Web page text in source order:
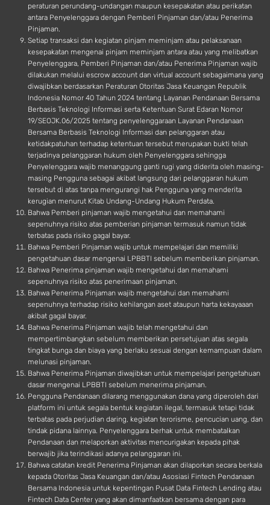
peraturan perundang-undangan maupun kesepakatan atau perikatan
antara Penyelenggara dengan Pemberi Pinjaman dan/atau Penerima
Pinjaman.
Setiap transaksi dan kegiatan pinjam meminjam atau pelaksanaan
kesepakatan mengenai pinjam meminjam antara atau yang melibatkan
Penyelenggara, Pemberi Pinjaman dan/atau Penerima Pinjaman wajib
dilakukan melalui escrow account dan virtual account sebagaimana yang
diwajibkan berdasarkan Peraturan Otoritas Jasa Keuangan Republik
Indonesia Nomor 40 Tahun 2024 tentang Layanan Pendanaan Bersama
Berbasis Teknologi Informasi serta Ketentuan Surat Edaran Nomor
19/SEOJK.06/2025 tentang penyelenggaraan Layanan Pendanaan
Bersama Berbasis Teknologi Informasi dan pelanggaran atau
ketidakpatuhan terhadap ketentuan tersebut merupakan bukti telah
terjadinya pelanggaran hukum oleh Penyelenggara sehingga
Penyelenggara wajib menanggung ganti rugi yang diderita oleh masing-
masing Pengguna sebagai akibat langsung dari pelanggaran hukum
tersebut di atas tanpa mengurangi hak Pengguna yang menderita
kerugian menurut Kitab Undang-Undang Hukum Perdata.
Bahwa Pemberi pinjaman wajib mengetahui dan memahami
sepenuhnya risiko atas pemberian pinjaman termasuk namun tidak
terbatas pada risiko gagal bayar.
Bahwa Pemberi Pinjaman wajib untuk mempelajari dan memiliki
pengetahuan dasar mengenai LPBBTI sebelum memberikan pinjaman.
Bahwa Penerima pinjaman wajib mengetahui dan memahami
sepenuhnya risiko atas penerimaan pinjaman.
Bahwa Penerima Pinjaman wajib mengetahui dan memahami
sepenuhnya terhadap risiko kehilangan aset ataupun harta kekayaaan
akibat gagal bayar.
Bahwa Penerima Pinjaman wajib telah mengetahui dan
mempertimbangkan sebelum memberikan persetujuan atas segala
tingkat bunga dan biaya yang berlaku sesuai dengan kemampuan dalam
melunasi pinjaman.
Bahwa Penerima Pinjaman diwajibkan untuk mempelajari pengetahuan
dasar mengenai LPBBTI sebelum menerima pinjaman.
Pengguna Pendanaan dilarang menggunakan dana yang diperoleh dari
platform ini untuk segala bentuk kegiatan ilegal, termasuk tetapi tidak
terbatas pada perjudian daring, kegiatan terorisme, pencucian uang, dan
tindak pidana lainnya. Penyelenggara berhak untuk membatalkan
Pendanaan dan melaporkan aktivitas mencurigakan kepada pihak
berwajib jika terindikasi adanya pelanggaran ini.
Bahwa catatan kredit Penerima Pinjaman akan dilaporkan secara berkala
kepada Otoritas Jasa Keuangan dan/atau Asosiasi Fintech Pendanaan
Bersama Indonesia untuk kepentingan Pusat Data Fintech Lending atau
Fintech Data Center yang akan dimanfaatkan bersama dengan para